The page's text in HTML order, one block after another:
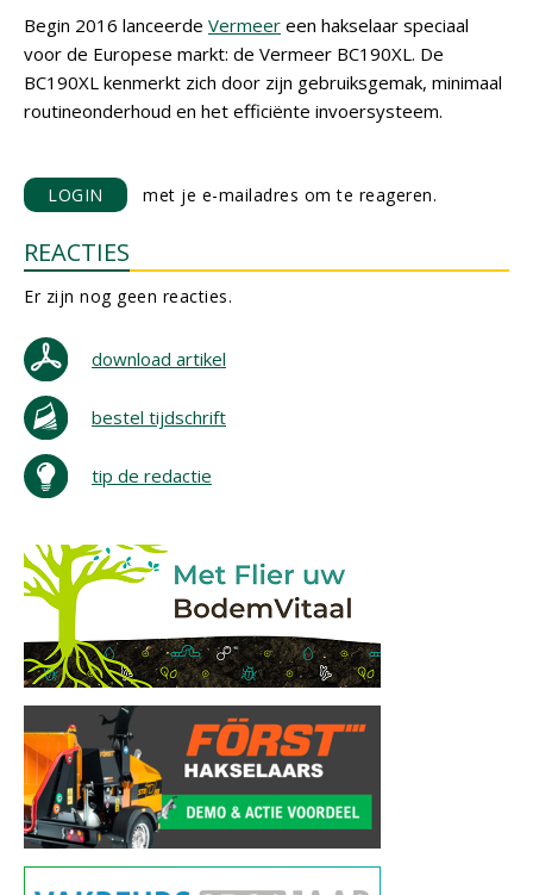
Begin 2016 lanceerde Vermeer een hakselaar speciaal
voor de Europese markt: de Vermeer BC190XL. De
BC190XL kenmerkt zich door zijn gebruiksgemak, minimaal
routineonderhoud en het efficiënte invoersysteem.
LOGIN met je e-mailadres om te reageren.
REACTIES
Er zijn nog geen reacties.
download artikel
bestel tijdschrift
tip de redactie